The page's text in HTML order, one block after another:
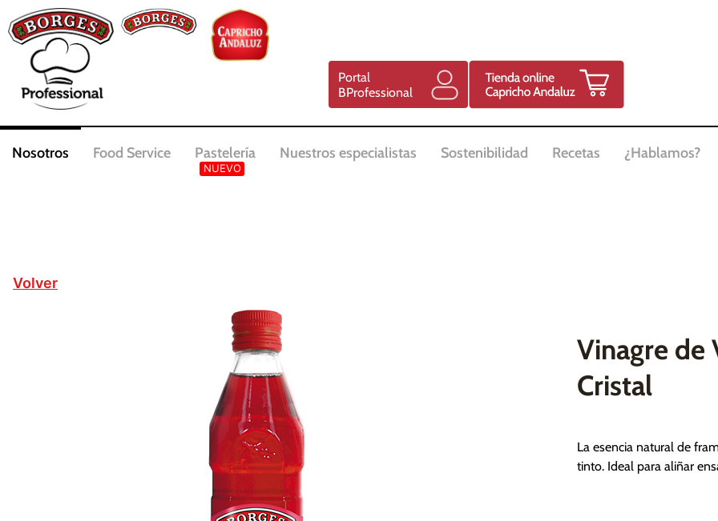
Portal
BProfessional
Nosotros Food Service Pastelería Nuestros especialistas Sostenibilidad Recetas ¿Hablamos?
Volver
Vinagre de
Cristal
La esencia natural de
tinto. Ideal para aliñar